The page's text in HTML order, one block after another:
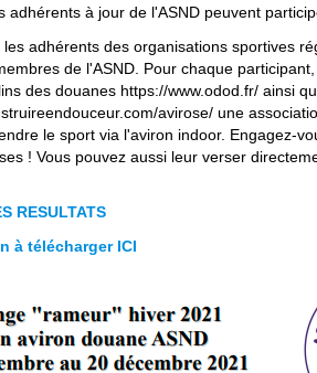
adhérents à jour de l'ASND peuvent
les adhérents des organisations sportives
de l'ASND. Pour chaque
des douanes https://www.odod.fr/ ainsi
avirose/ une
le sport via l'aviron indoor. Engagez-
! Vous pouvez aussi leur verser
RESULTATS
à télécharger ICI